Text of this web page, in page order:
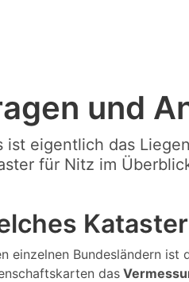
und
ist eigentlich das
für Nitz im
einzelnen Bundesländern
das